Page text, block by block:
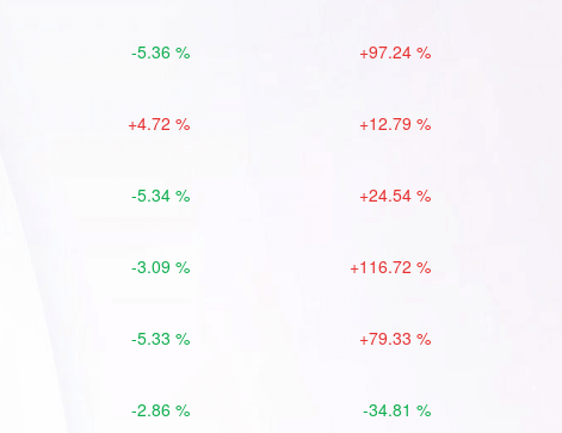
-5.36 % +97.24 %
+4.72 % +12.79 %
-5.34 % +24.54 %
-3.09 % +116.72 %
-5.33 % +79.33 %
-2.86 % -34.81 %